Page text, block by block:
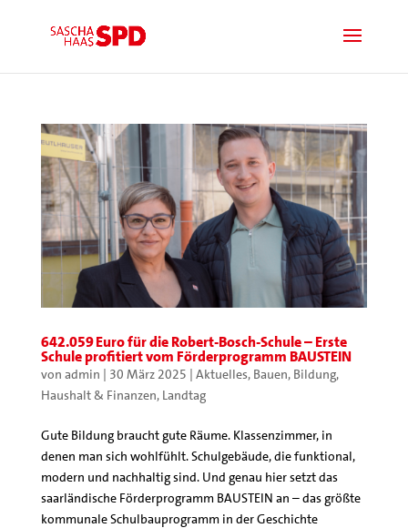
642.059 Euro für die Robert-Bosch-Schule – Erste
Schule profitiert vom Förderprogramm BAUSTEIN
von admin | 30 März 2025 | Aktuelles, Bauen, Bildung,
Haushalt & Finanzen, Landtag
Gute Bildung braucht gute Räume. Klassenzimmer, in
denen man sich wohlfühlt. Schulgebäude, die funktional,
modern und nachhaltig sind. Und genau hier setzt das
saarländische Förderprogramm BAUSTEIN an – das größte
kommunale Schulbauprogramm in der Geschichte